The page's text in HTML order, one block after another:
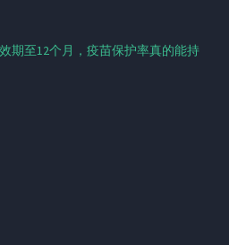
期至12个月，疫苗保护率真的能持